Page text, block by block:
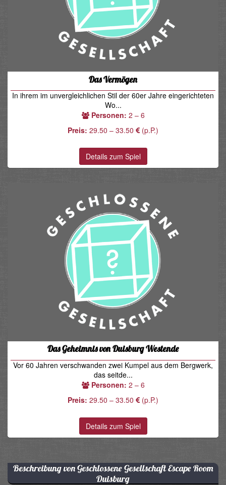
Das Vermögen
In ihrem im unvergleichlichen Stil der 60er Jahre eingerichteten
Wo...
Personen: 2 – 6
Preis: 29.50 – 33.50 (p.P.)
Details zum Spiel
Das Geheimnis von Duisburg Westende
Vor 60 Jahren verschwanden zwei Kumpel aus dem Bergwerk,
das seitde...
Personen: 2 – 6
Preis: 29.50 – 33.50 (p.P.)
Details zum Spiel
Beschreibung von Geschlossene Gesellschaft Escape Room
Duisburg